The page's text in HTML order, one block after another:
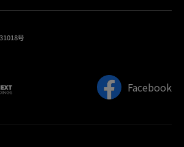
号
Facebook